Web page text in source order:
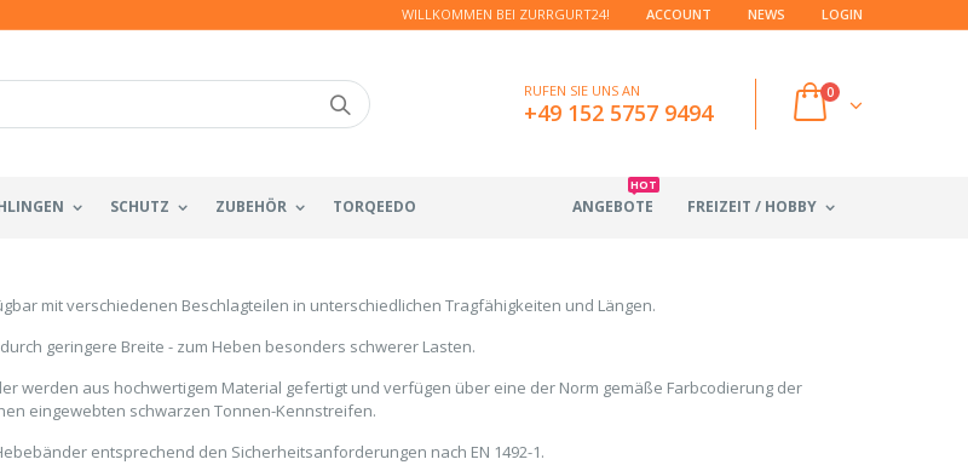
WILLKOMMEN BEI ZURRGURT24! ACCOUNT NEWS LOGIN
RUFEN SIE UNS AN
+49 152 5757 9494
0
SCHUTZ ZUBEHÖR FREIZEIT / HOBBY
ANGEBOTE
HOT
TORQEEDO
mit verschiedenen Beschlagteilen in unterschiedlichen Tragfähigkeiten und Längen.
geringere Breite - zum Heben besonders schwerer Lasten.
werden aus hochwertigem Material gefertigt und verfügen über eine der Norm gemäße Farbcodierung der
eingewebten schwarzen Tonnen-Kennstreifen.
entsprechend den Sicherheitsanforderungen nach EN 1492-1.